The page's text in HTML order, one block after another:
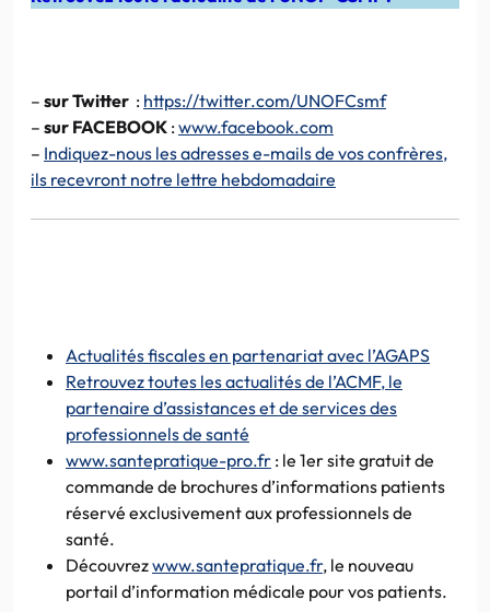
– sur Twitter : https://twitter.com/UNOFCsmf
– sur FACEBOOK :www.facebook.com
– Indiquez-nous les adresses e-mails de vos confrères,
ils recevront notre lettre hebdomadaire
Actualités fiscales en partenariat avec l’AGAPS
Retrouvez toutes les actualités de l’ACMF, le
partenaire d’assistances et de services des
professionnels de santé
www.santepratique-pro.fr : le 1er site gratuit de
commande de brochures d’informations patients
réservé exclusivement aux professionnels de
santé.
Découvrezwww.santepratique.fr, le nouveau
portail d’information médicale pour vos patients.